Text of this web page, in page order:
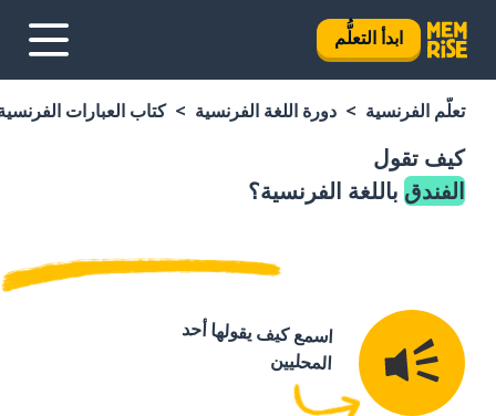
ابدأ التعلُّم
تعلَّم الفرنسية دورة اللغة الفرنسية كتاب العبارات
كيف تقول
الفندق باللغة الفرنسية؟
اسمع كيف يقولها أحد
المحليين